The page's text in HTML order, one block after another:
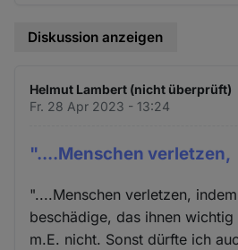
Diskussion anzeigen
Helmut Lambert (nicht überprüft)
Fr. 28 Apr 2023 - 13:24
"....Menschen verletzen,
"....Menschen verletzen,
beschädige, das ihnen
m.E. nicht. Sonst dürfte ich